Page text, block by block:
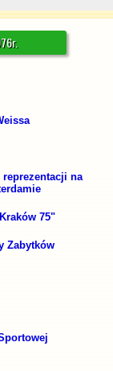
reprezentacji na
75"
Zabytków